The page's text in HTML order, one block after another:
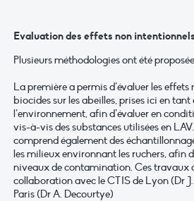
Evaluation des effets non
Plusieurs méthodologies ont été
La première a permis d’évaluer les
biocides sur les abeilles, prises ici en tant
l’environnement, afin d’évaluer en
vis-à-vis des substances utilisées en
comprend également des
les milieux environnant les ruchers, afin
niveaux de contamination. Ces travaux
collaboration avec le CTIS de Lyon (Dr J.
Paris (Dr A. Decourtye)